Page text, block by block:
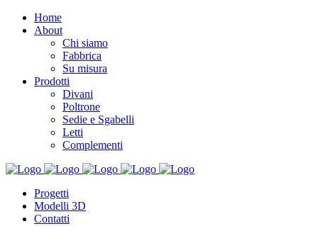
Home
About
Chi siamo
Fabbrica
Su misura
Prodotti
Divani
Poltrone
Sedie e Sgabelli
Letti
Complementi
Progetti
Modelli 3D
Contatti